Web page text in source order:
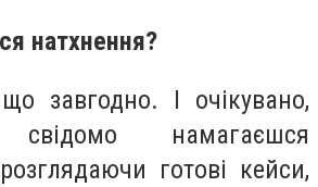
натхнення?
завгодно. І очікувано,
намагаєшся
готові кейси,